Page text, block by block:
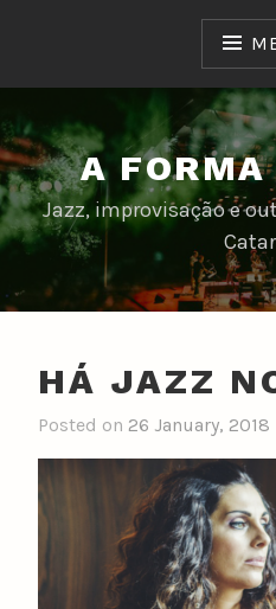
A
Jazz, improvisação e
HÁ JAZZ
Posted on 26 January, 2018
u